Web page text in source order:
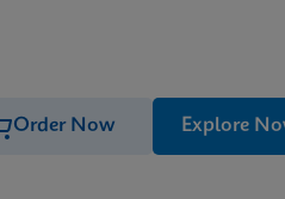
Order Now Explore